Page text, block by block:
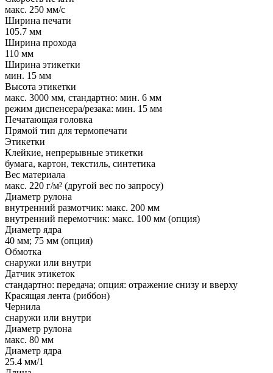
макс. 250 мм/с
Ширина печати
105.7 мм
Ширина прохода
110 мм
Ширина этикетки
мин. 15 мм
Высота этикетки
макс. 3000 мм, стандартно: мин. 6 мм
режим диспенсера/резака: мин. 15 мм
Печатающая головка
Прямой тип для термопечати
Этикетки
Клейкие, непрерывные этикетки
бумага, картон, текстиль, синтетика
Вес материала
макс. 220 г/м² (другой вес по запросу)
Диаметр рулона
внутренний размотчик: макс. 200 мм
внутренний перемотчик: макс. 100 мм (опция)
Диаметр ядра
40 мм; 75 мм (опция)
Обмотка
снаружи или внутри
Датчик этикеток
стандартно: передача; опция: отражение снизу и вверху
Красящая лента (риббон)
Чернила
снаружи или внутри
Диаметр рулона
макс. 80 мм
Диаметр ядра
25.4 мм/1